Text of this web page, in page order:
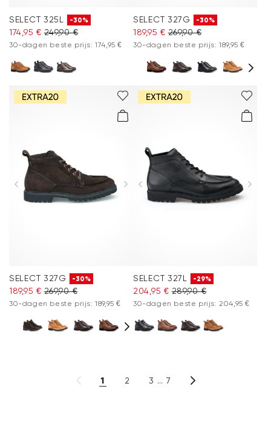
SELECT 325L -30%
174,95 € 249,90 €
30-dagen beste prijs: 174,95 €
SELECT 327G -30%
189,95 € 269,90 €
30-dagen beste prijs: 189,95 €
SELECT 327G -30%
189,95 € 269,90 €
30-dagen beste prijs: 189,95 €
SELECT 327L -29%
204,95 € 289,90 €
30-dagen beste prijs: 204,95 €
1 2 3 7